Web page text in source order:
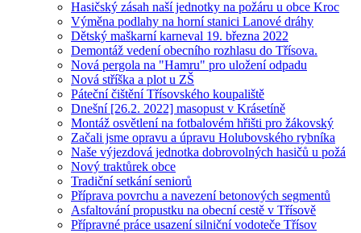
Hasičský zásah naší jednotky na požáru u obce Kroc
Výměna podlahy na horní stanici Lanové dráhy
Dětský maškarní karneval 19. března 2022
Demontáž vedení obecního rozhlasu do Třísova.
Nová pergola na "Hamru" pro uložení odpadu
Nová stříška a plot u ZŠ
Páteční čištění Třísovského koupaliště
Dnešní [26.2. 2022] masopust v Krásetíně
Montáž osvětlení na fotbalovém hřišti pro žákovský
Začali jsme opravu a úpravu Holubovského rybníka
Naše výjezdová jednotka dobrovolných hasičů u požá
Nový traktůrek obce
Tradiční setkání seniorů
Příprava povrchu a navezení betonových segmentů
Asfaltování propustku na obecní cestě v Třísově
Přípravné práce usazení silniční vodoteče Třísov